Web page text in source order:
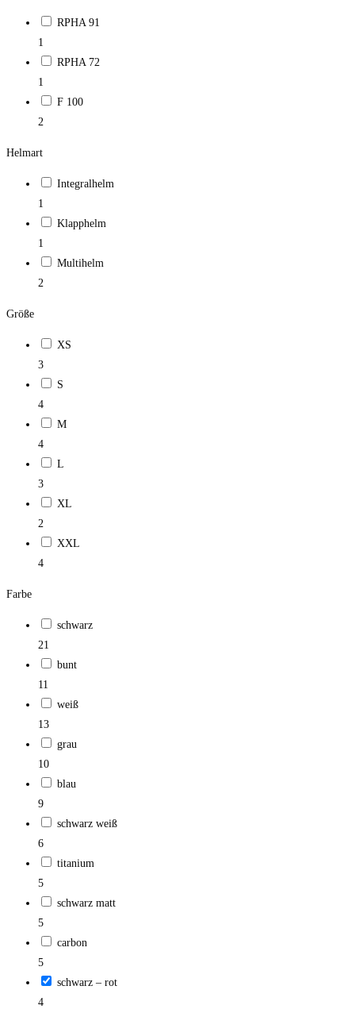
RPHA 91
1
RPHA 72
1
F 100
2
Helmart
Integralhelm
1
Klapphelm
1
Multihelm
2
Größe
XS
3
S
4
M
4
L
3
XL
2
XXL
4
Farbe
schwarz
21
bunt
11
weiß
13
grau
10
blau
9
schwarz weiß
6
titanium
5
schwarz matt
5
carbon
5
schwarz – rot
4